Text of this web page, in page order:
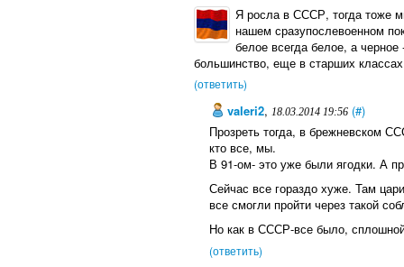
Я росла в СССР, тогда тоже
нашем сразупослевоенном
белое всегда белое, а
большинство, еще в старших
(ответить)
valeri2, 18.03.2014 19:56 (#)
Прозреть тогда, в брежневском
кто все, мы.
В 91-ом- это уже были ягодки. А
Сейчас все гораздо хуже. Там
все смогли пройти через такой
Но как в СССР-все было,
(ответить)